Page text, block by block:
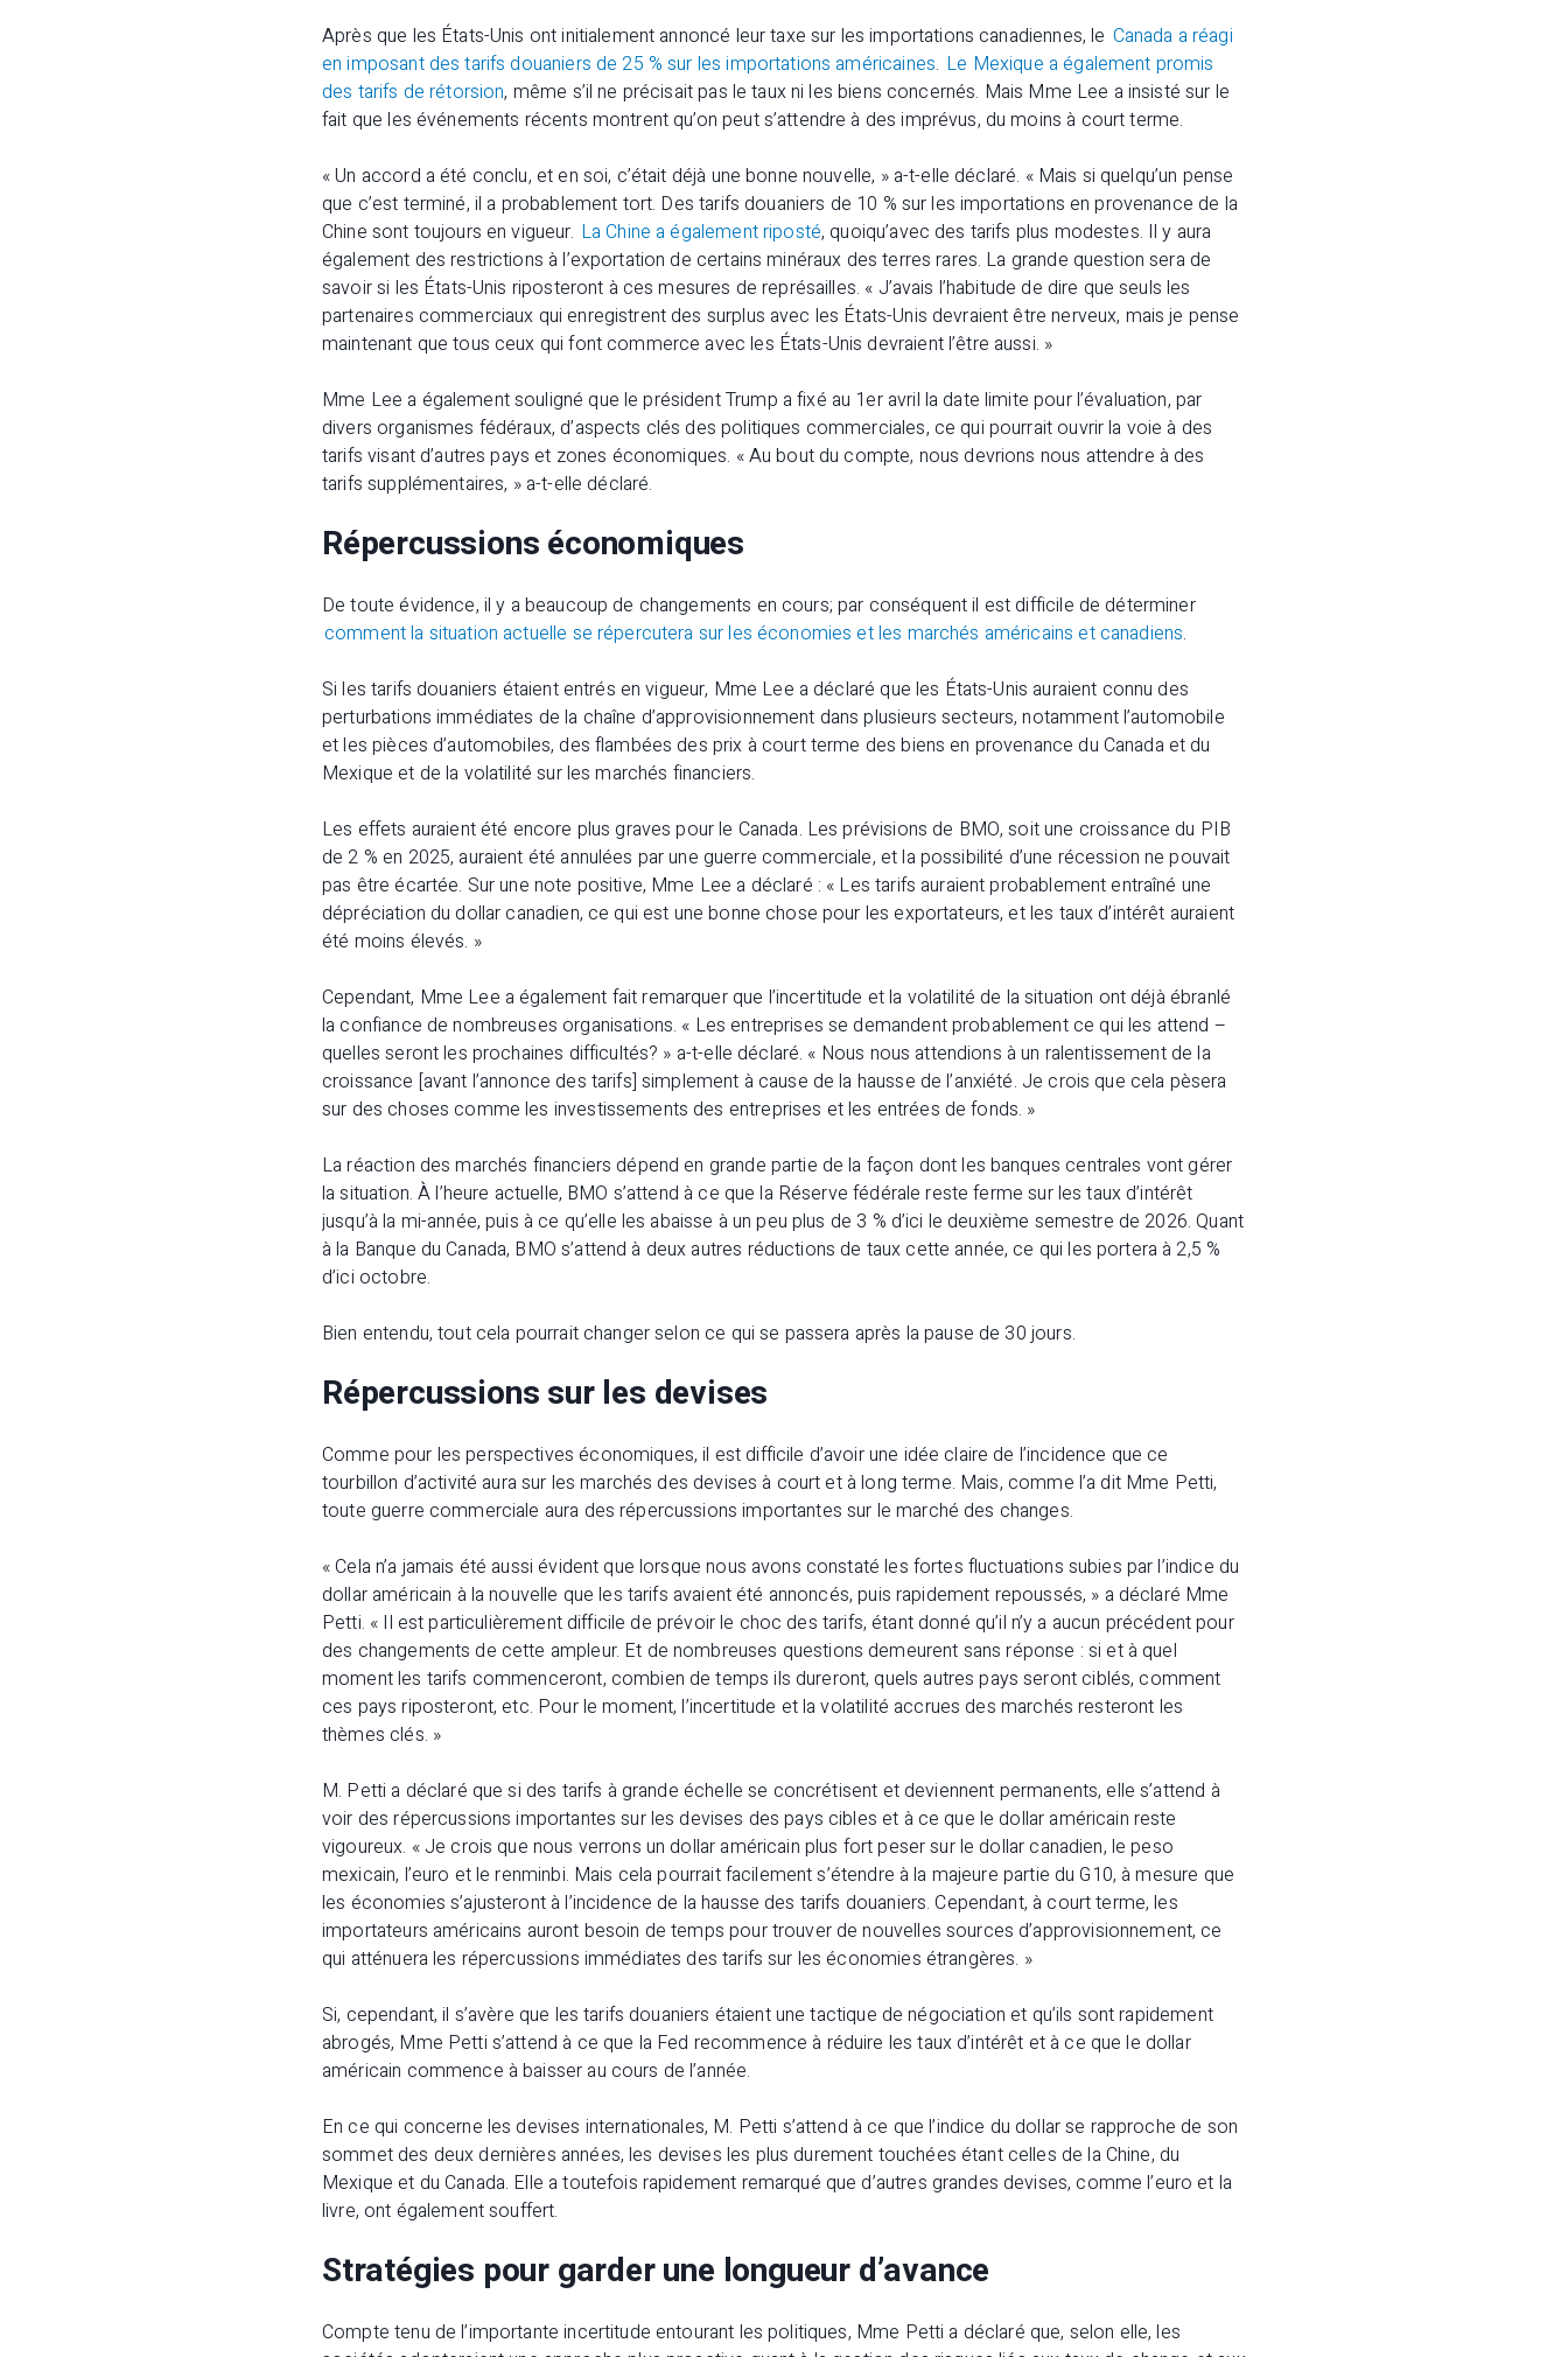
Après que les États-Unis ont initialement annoncé leur taxe sur les importations canadiennes, le Canada a réagi
en imposant des tarifs douaniers de 25 % sur les importations américaines​. Le Mexique a également promis
des tarifs de rétorsion​, même s’il ne précisait pas le taux ni les biens concernés. Mais Mme Lee a insisté sur le
fait que les événements récents montrent qu’on peut s’attendre à des imprévus, du moins à court terme.
« Un accord a été conclu, et en soi, c’était déjà une bonne nouvelle, » a-t-elle déclaré. « Mais si quelqu’un pense
que c’est terminé, il a probablement tort. Des tarifs douaniers de 10 % sur les importations en provenance de la
Chine sont toujours en vigueur. La Chine a également riposté​, quoiqu’avec des tarifs plus modestes. Il y aura
également des restrictions à l’exportation de certains minéraux des terres rares. La grande question sera de
savoir si les États-Unis riposteront à ces mesures de représailles. « J’avais l’habitude de dire que seuls les
partenaires commerciaux qui enregistrent des surplus avec les États-Unis devraient être nerveux, mais je pense
maintenant que tous ceux qui font commerce avec les États-Unis devraient l’être aussi. »
Mme Lee a également souligné que le président Trump a fixé au 1er avril la date limite pour l’évaluation, par
divers organismes fédéraux, d’aspects clés des politiques commerciales, ce qui pourrait ouvrir la voie à des
tarifs visant d’autres pays et zones économiques. « Au bout du compte, nous devrions nous attendre à des
tarifs supplémentaires, » a-t-elle déclaré.
Répercussions économiques
De toute évidence, il y a beaucoup de changements en cours; par conséquent il est difficile de déterminer
comment la situation actuelle se répercutera sur les économies et les marchés américains et canadiens​.
Si les tarifs douaniers étaient entrés en vigueur, Mme Lee a déclaré que les États-Unis auraient connu des
perturbations immédiates de la chaîne d’approvisionnement dans plusieurs secteurs, notamment l’automobile
et les pièces d’automobiles, des flambées des prix à court terme des biens en provenance du Canada et du
Mexique et de la volatilité sur les marchés financiers.
Les effets auraient été encore plus graves pour le Canada. Les prévisions de BMO, soit une croissance du PIB
de 2 % en 2025, auraient été annulées par une guerre commerciale, et la possibilité d’une récession ne pouvait
pas être écartée. Sur une note positive, Mme Lee a déclaré : « Les tarifs auraient probablement entraîné une
dépréciation du dollar canadien, ce qui est une bonne chose pour les exportateurs, et les taux d’intérêt auraient
été moins élevés. »
Cependant, Mme Lee a également fait remarquer que l’incertitude et la volatilité de la situation ont déjà ébranlé
la confiance de nombreuses organisations. « Les entreprises se demandent probablement ce qui les attend –
quelles seront les prochaines difficultés? » a-t-elle déclaré. « Nous nous attendions à un ralentissement de la
croissance [avant l’annonce des tarifs] simplement à cause de la hausse de l’anxiété. Je crois que cela pèsera
sur des choses comme les investissements des entreprises et les entrées de fonds. »
La réaction des marchés financiers dépend en grande partie de la façon dont les banques centrales vont gérer
la situation. À l’heure actuelle, BMO s’attend à ce que la Réserve fédérale reste ferme sur les taux d’intérêt
jusqu’à la mi-année, puis à ce qu’elle les abaisse à un peu plus de 3 % d’ici le deuxième semestre de 2026. Quant
à la Banque du Canada, BMO s’attend à deux autres réductions de taux cette année, ce qui les portera à 2,5 %
d’ici octobre.
Bien entendu, tout cela pourrait changer selon ce qui se passera après la pause de 30 jours.
Répercussions sur les devises
Comme pour les perspectives économiques, il est difficile d’avoir une idée claire de l’incidence que ce
tourbillon d’activité aura sur les marchés des devises à court et à long terme. Mais, comme l’a dit Mme Petti,
toute guerre commerciale aura des répercussions importantes sur le marché des changes.
« Cela n’a jamais été aussi évident que lorsque nous avons constaté les fortes fluctuations subies par l’indice du
dollar américain à la nouvelle que les tarifs avaient été annoncés, puis rapidement repoussés, » a déclaré Mme
Petti. « Il est particulièrement difficile de prévoir le choc des tarifs, étant donné qu’il n’y a aucun précédent pour
des changements de cette ampleur. Et de nombreuses questions demeurent sans réponse : si et à quel
moment les tarifs commenceront, combien de temps ils dureront, quels autres pays seront ciblés, comment
ces pays riposteront, etc. Pour le moment, l’incertitude et la volatilité accrues des marchés resteront les
thèmes clés. »
M. Petti a déclaré que si des tarifs à grande échelle se concrétisent et deviennent permanents, elle s’attend à
voir des répercussions importantes sur les devises des pays cibles et à ce que le dollar américain reste
vigoureux. « Je crois que nous verrons un dollar américain plus fort peser sur le dollar canadien, le peso
mexicain, l’euro et le renminbi. Mais cela pourrait facilement s’étendre à la majeure partie du G10, à mesure que
les économies s’ajusteront à l’incidence de la hausse des tarifs douaniers. Cependant, à court terme, les
importateurs américains auront besoin de temps pour trouver de nouvelles sources d’approvisionnement, ce
qui atténuera les répercussions immédiates des tarifs sur les économies étrangères. »
Si, cependant, il s’avère que les tarifs douaniers étaient une tactique de négociation et qu’ils sont rapidement
abrogés, Mme Petti s’attend à ce que la Fed recommence à réduire les taux d’intérêt et à ce que le dollar
américain commence à baisser au cours de l’année.
En ce qui concerne les devises internationales, M. Petti s’attend à ce que l’indice du dollar se rapproche de son
sommet des deux dernières années, les devises les plus durement touchées étant celles de la Chine, du
Mexique et du Canada. Elle a toutefois rapidement remarqué que d’autres grandes devises, comme l’euro et la
livre, ont également souffert.
Stratégies pour garder une longueur d’avance
Compte tenu de l’importante incertitude entourant les politiques, Mme Petti a déclaré que, selon elle, les